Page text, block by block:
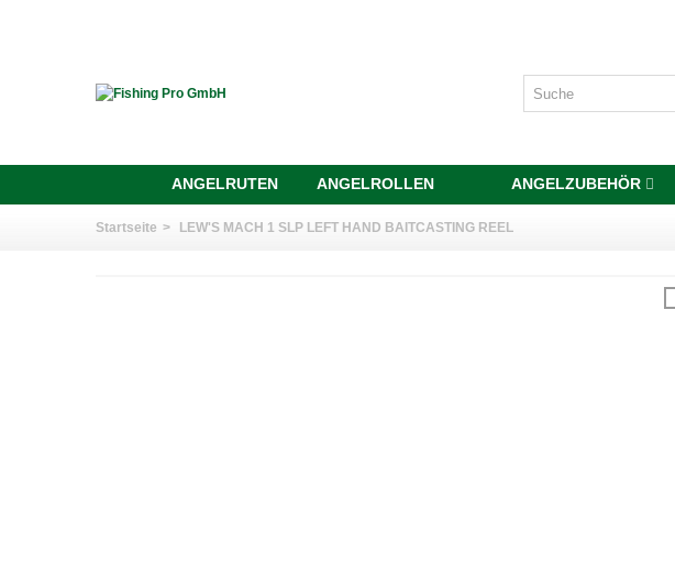
ANGELRUTEN ANGELROLLEN ANGELZUBEHÖR
Startseite > LEW'S MACH 1 SLP LEFT HAND BAITCASTING REEL